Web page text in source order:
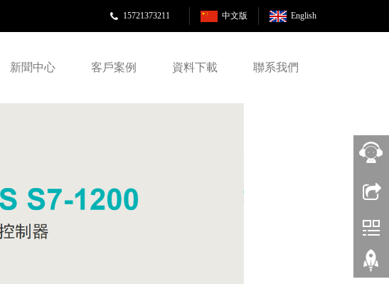
English
中文版
15721373211
新聞中心 客戶案例 資料下載 聯系我們